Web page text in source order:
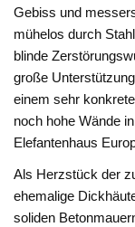
Gebiss und
mühelos durch
blinde
große
einem sehr
noch hohe Wände
Elefantenhaus
Als Herzstück der
ehemalige
soliden